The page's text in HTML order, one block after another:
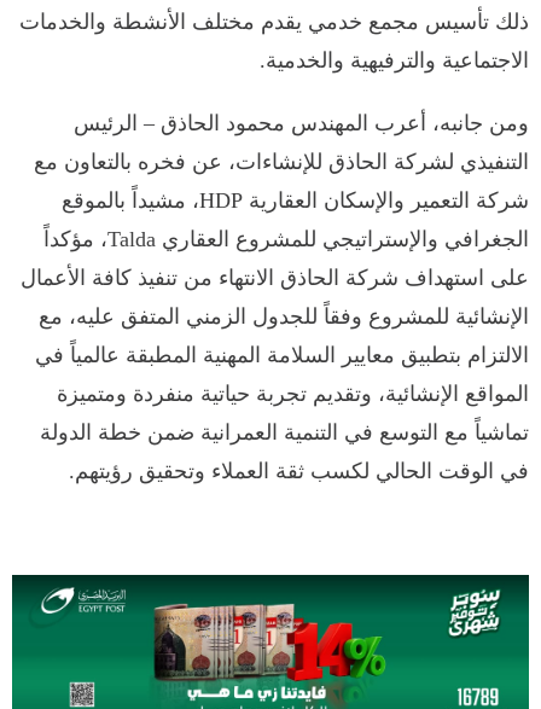
ذلك تأسيس مجمع خدمي يقدم مختلف الأنشطة والخدمات
الاجتماعية والترفيهية والخدمية.
ومن جانبه، أعرب المهندس محمود الحاذق – الرئيس
التنفيذي لشركة الحاذق للإنشاءات، عن فخره بالتعاون مع
شركة التعمير والإسكان العقارية HDP، مشيداً بالموقع
الجغرافي والإستراتيجي للمشروع العقاري Talda، مؤكداً
على استهداف شركة الحاذق الانتهاء من تنفيذ كافة الأعمال
الإنشائية للمشروع وفقاً للجدول الزمني المتفق عليه، مع
الالتزام بتطبيق معايير السلامة المهنية المطبقة عالمياً في
المواقع الإنشائية، وتقديم تجربة حياتية منفردة ومتميزة
تماشياً مع التوسع في التنمية العمرانية ضمن خطة الدولة
في الوقت الحالي لكسب ثقة العملاء وتحقيق رؤيتهم.